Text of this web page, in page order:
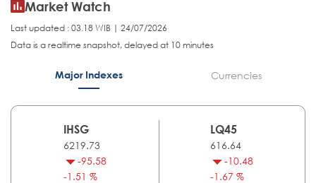
Market Watch
Last updated : 03.18 WIB | 24/07/2026
Data is a realtime snapshot, delayed at 10 minutes
Major Indexes Currencies
IHSG
6219.73
-95.58
-1.51 %
LQ45
616.64
-10.48
-1.67 %